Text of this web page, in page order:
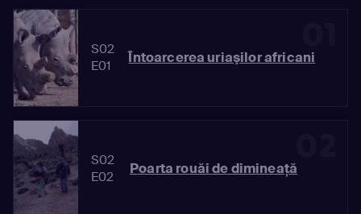
S02
E01
Întoarcerea uriaşilor africani
S02
E02
Poarta rouăi de dimineaţă